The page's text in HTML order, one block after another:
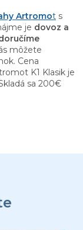
Artromot s
je dovoz a
môžete
Cena
K1 Klasik je
sa 200€